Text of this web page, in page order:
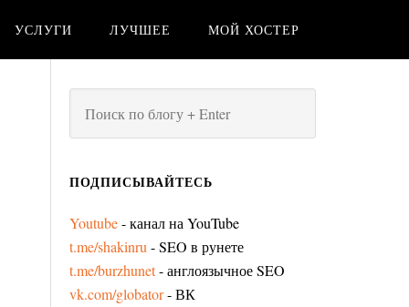
УСЛУГИ ЛУЧШЕЕ МОЙ ХОСТЕР
ПОДПИСЫВАЙТЕСЬ
Youtube- канал на YouTube
t.me/shakinru - SEO в рунете
t.me/burzhunet- англоязычное SEO
vk.com/globator- ВК